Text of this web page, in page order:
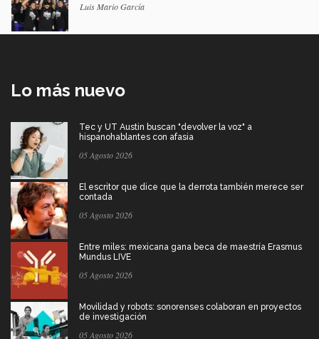
Luis Mario García
Lo más nuevo
Tec y UT Austin buscan "devolver la voz" a
hispanohablantes con afasia
05 Agosto 2026
El escritor que dice que la derrota también merece ser
contada
05 Agosto 2026
Entre miles: mexicana gana beca de maestría Erasmus
Mundus LIVE
05 Agosto 2026
Movilidad y robots: sonorenses colaboran en proyectos
de investigación
05 Agosto 2026